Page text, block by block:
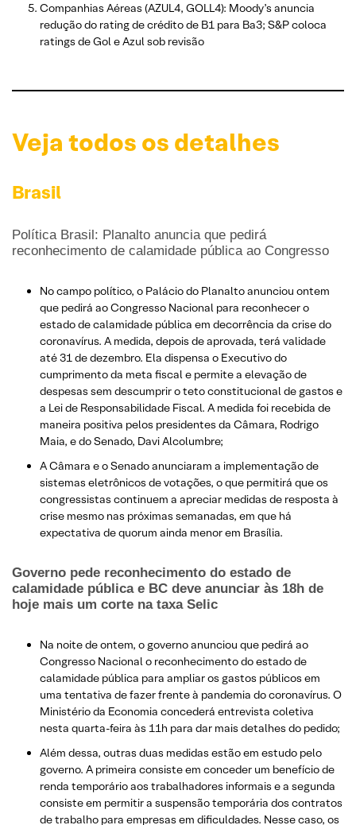
Companhias Aéreas (AZUL4, GOLL4): Moody’s anuncia
redução do rating de crédito de B1 para Ba3; S&P coloca
ratings de Gol e Azul sob revisão
Veja todos os detalhes
Brasil
Política Brasil: Planalto anuncia que pedirá
reconhecimento de calamidade pública ao Congresso
No campo político, o Palácio do Planalto anunciou ontem
que pedirá ao Congresso Nacional para reconhecer o
estado de calamidade pública em decorrência da crise do
coronavírus. A medida, depois de aprovada, terá validade
até 31 de dezembro. Ela dispensa o Executivo do
cumprimento da meta fiscal e permite a elevação de
despesas sem descumprir o teto constitucional de gastos e
a Lei de Responsabilidade Fiscal. A medida foi recebida de
maneira positiva pelos presidentes da Câmara, Rodrigo
Maia, e do Senado, Davi Alcolumbre;
A Câmara e o Senado anunciaram a implementação de
sistemas eletrônicos de votações, o que permitirá que os
congressistas continuem a apreciar medidas de resposta à
crise mesmo nas próximas semanadas, em que há
expectativa de quorum ainda menor em Brasília.
Governo pede reconhecimento do estado de
calamidade pública e BC deve anunciar às 18h de
hoje mais um corte na taxa Selic
Na noite de ontem, o governo anunciou que pedirá ao
Congresso Nacional o reconhecimento do estado de
calamidade pública para ampliar os gastos públicos em
uma tentativa de fazer frente à pandemia do coronavírus. O
Ministério da Economia concederá entrevista coletiva
nesta quarta-feira às 11h para dar mais detalhes do pedido;
Além dessa, outras duas medidas estão em estudo pelo
governo. A primeira consiste em conceder um benefício de
renda temporário aos trabalhadores informais e a segunda
consiste em permitir a suspensão temporária dos contratos
de trabalho para empresas em dificuldades. Nesse caso, os